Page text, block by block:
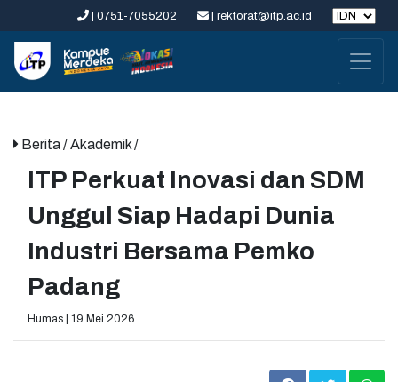
| 0751-7055202 | rektorat@itp.ac.id
Berita/ Akademik /
ITP Perkuat Inovasi dan SDM
Unggul Siap Hadapi Dunia
Industri Bersama Pemko
Padang
Humas | 19 Mei 2026